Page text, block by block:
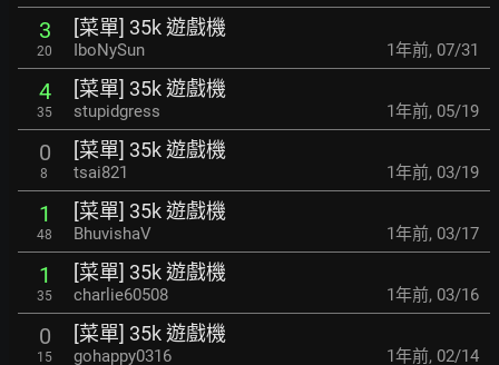
3
20
[菜單] 35k 遊戲機
IboNySun 1年前, 07/31
4
35
[菜單] 35k 遊戲機
stupidgress 1年前, 05/19
0
8
[菜單] 35k 遊戲機
tsai821 1年前, 03/19
1
48
[菜單] 35k 遊戲機
BhuvishaV 1年前, 03/17
1
35
[菜單] 35k 遊戲機
charlie60508 1年前, 03/16
0
15
[菜單] 35k 遊戲機
gohappy0316 1年前, 02/14